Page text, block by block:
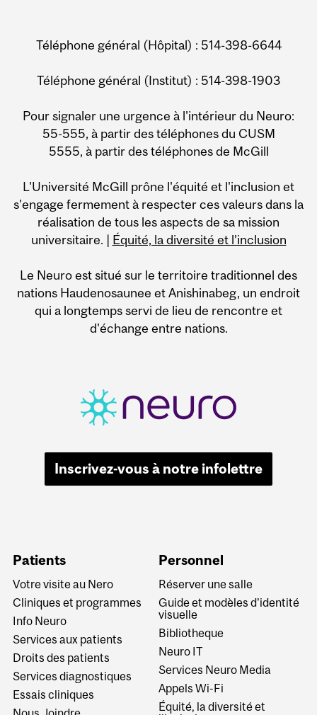
Téléphone général (Hôpital) : 514-398-6644
Téléphone général (Institut) : 514-398-1903
Pour signaler une urgence à l'intérieur du Neuro:
55-555, à partir des téléphones du CUSM
5555, à partir des téléphones de McGill
L'Université McGill prône l'équité et l'inclusion et
s'engage fermement à respecter ces valeurs dans la
réalisation de tous les aspects de sa mission
universitaire. | Équité, la diversité et l’inclusion
Le Neuro est situé sur le territoire traditionnel des
nations Haudenosaunee et Anishinabeg, un endroit
qui a longtemps servi de lieu de rencontre et
d'échange entre nations.
Inscrivez-vous à notre infolettre
Patients
Votre visite au Nero
Cliniques et programmes
Info Neuro
Services aux patients
Droits des patients
Services diagnostiques
Essais cliniques
Personnel
Réserver une salle
Guide et modèles d'identité
visuelle
Bibliotheque
Neuro IT
Services Neuro Media
Appels Wi-Fi
Équité, la diversité et